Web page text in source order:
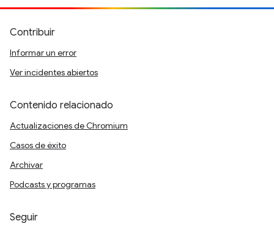
Contribuir
Informar un error
Ver incidentes abiertos
Contenido relacionado
Actualizaciones de Chromium
Casos de éxito
Archivar
Podcasts y programas
Seguir